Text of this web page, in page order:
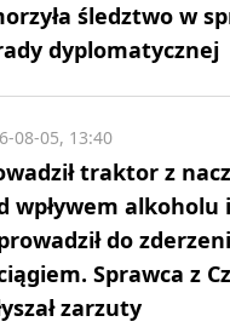
śledztwo w
dyplomatycznej
traktor z
wpływem alkoholu i
do
Sprawca z
zarzuty
08-05, 13:40